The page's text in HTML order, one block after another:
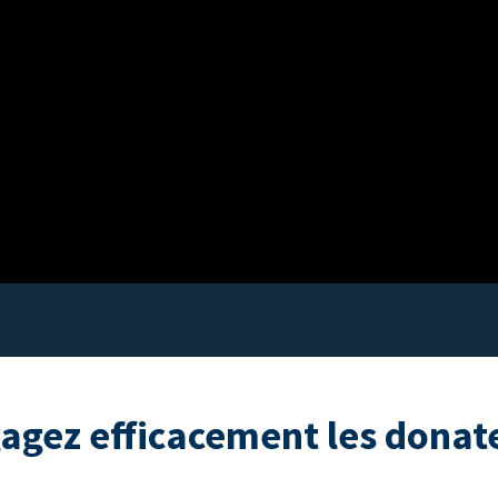
efficacement les